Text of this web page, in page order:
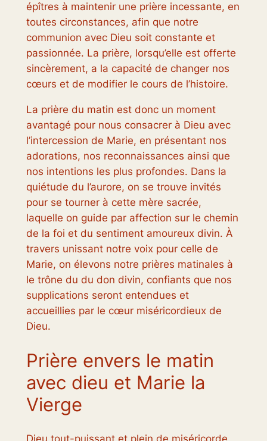
épîtres à maintenir une prière incessante, en
toutes circonstances, afin que notre
communion avec Dieu soit constante et
passionnée. La prière, lorsqu’elle est offerte
sincèrement, a la capacité de changer nos
cœurs et de modifier le cours de l’histoire.
La prière du matin est donc un moment
avantagé pour nous consacrer à Dieu avec
l’intercession de Marie, en présentant nos
adorations, nos reconnaissances ainsi que
nos intentions les plus profondes. Dans la
quiétude du l’aurore, on se trouve invités
pour se tourner à cette mère sacrée,
laquelle on guide par affection sur le chemin
de la foi et du sentiment amoureux divin. À
travers unissant notre voix pour celle de
Marie, on élevons notre prières matinales à
le trône du du don divin, confiants que nos
supplications seront entendues et
accueillies par le cœur miséricordieux de
Dieu.
Prière envers le matin
avec dieu et Marie la
Vierge
Dieu tout-puissant et plein de miséricorde,